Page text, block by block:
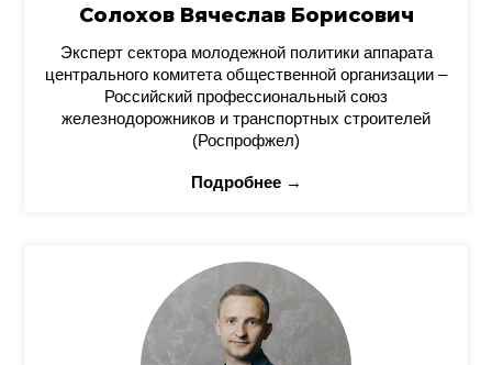
Солохов Вячеслав Борисович
Эксперт сектора молодежной политики аппарата
центрального комитета общественной организации –
Российский профессиональный союз
железнодорожников и транспортных строителей
(Роспрофжел)
Подробнее →